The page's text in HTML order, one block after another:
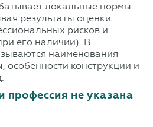
локальные нормы
результаты оценки
рисков и
его наличии). В
наименования
особенности конструкции и
профессия не указана